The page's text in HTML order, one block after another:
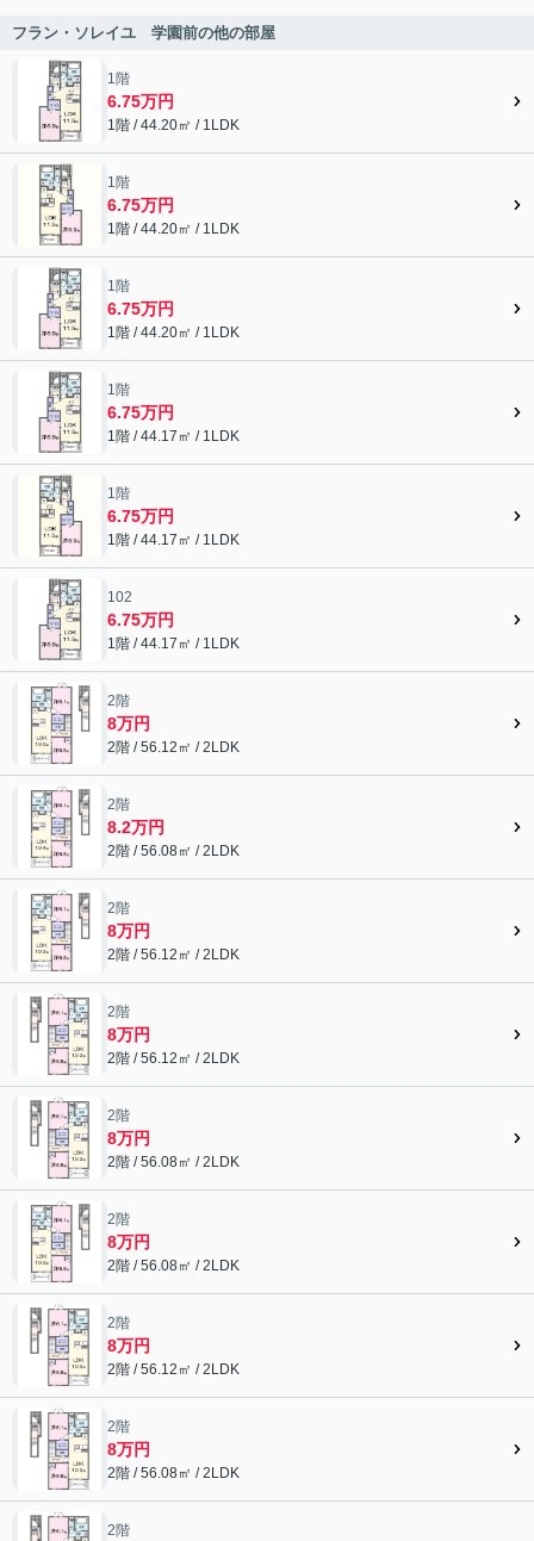
フラン・ソレイユ 学園前の他の部屋
1階
6.75万円
1階 / 44.20㎡ / 1LDK
1階
6.75万円
1階 / 44.20㎡ / 1LDK
1階
6.75万円
1階 / 44.20㎡ / 1LDK
1階
6.75万円
1階 / 44.17㎡ / 1LDK
1階
6.75万円
1階 / 44.17㎡ / 1LDK
102
6.75万円
1階 / 44.17㎡ / 1LDK
2階
8万円
2階 / 56.12㎡ / 2LDK
2階
8.2万円
2階 / 56.08㎡ / 2LDK
2階
8万円
2階 / 56.12㎡ / 2LDK
2階
8万円
2階 / 56.12㎡ / 2LDK
2階
8万円
2階 / 56.08㎡ / 2LDK
2階
8万円
2階 / 56.08㎡ / 2LDK
2階
8万円
2階 / 56.12㎡ / 2LDK
2階
8万円
2階 / 56.08㎡ / 2LDK
2階